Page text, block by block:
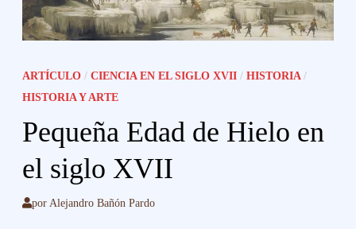
ARTÍCULO /CIENCIA EN EL SIGLO XVII /HISTORIA /
HISTORIA Y ARTE
Pequeña Edad de Hielo en
el siglo XVII
por Alejandro Bañón Pardo